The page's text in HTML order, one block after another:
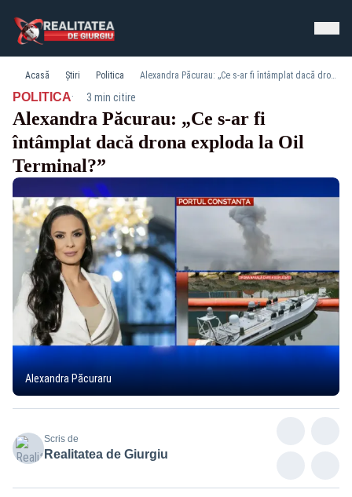
Acasă Știri Politica Alexandra Păcurau: „Ce s-ar fi întâmplat dacă drona exploda la Oil Terminal?”
POLITICA· 3 min citire
Alexandra Păcurau: „Ce s-ar fi
întâmplat dacă drona exploda la Oil
Terminal?”
Alexandra Păcuraru
Scris de
Realitatea de Giurgiu